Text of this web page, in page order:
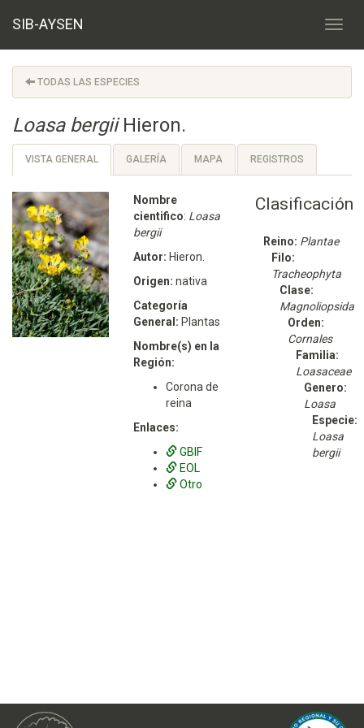
SIB-AYSEN
TODAS LAS ESPECIES
Loasa bergiiHieron.
VISTA GENERAL GALERÍA MAPA REGISTROS
Nombre
cientifico: Loasa
bergii
Autor: Hieron.
Origen: nativa
Categoría
General: Plantas
Nombre(s) en la
Región:
Corona de
reina
Enlaces:
GBIF
EOL
Otro
Clasificación
Reino: Plantae
Filo:
Tracheophyta
Clase:
Magnoliopsida
Orden:
Cornales
Familia:
Loasaceae
Genero:
Loasa
Especie:
Loasa
bergii